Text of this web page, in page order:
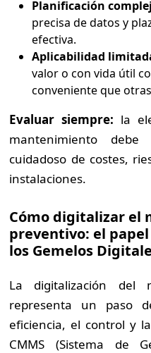
Planificación
precisa de datos y
efectiva.
Aplicabilidad
valor o con vida útil
conveniente que
Evaluar siempre: la
mantenimiento
cuidadoso de costes,
instalaciones.
Cómo digitalizar el
preventivo: el
los Gemelos
La digitalización del
representa un paso
eficiencia, el control y
CMMS (Sistema de